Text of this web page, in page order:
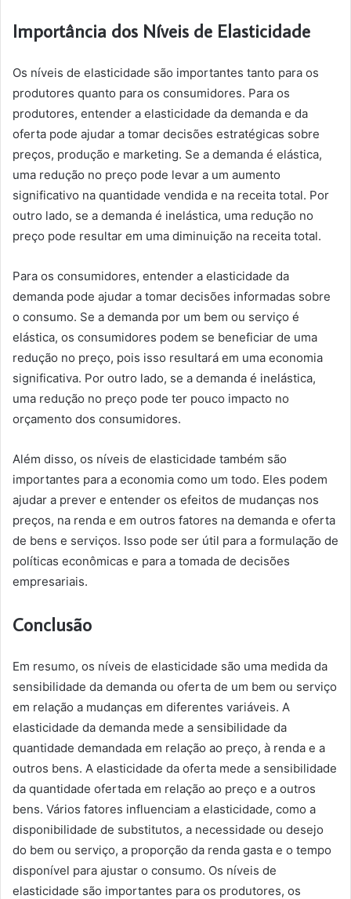
Importância dos Níveis de Elasticidade
Os níveis de elasticidade são importantes tanto para os
produtores quanto para os consumidores. Para os
produtores, entender a elasticidade da demanda e da
oferta pode ajudar a tomar decisões estratégicas sobre
preços, produção e marketing. Se a demanda é elástica,
uma redução no preço pode levar a um aumento
significativo na quantidade vendida e na receita total. Por
outro lado, se a demanda é inelástica, uma redução no
preço pode resultar em uma diminuição na receita total.
Para os consumidores, entender a elasticidade da
demanda pode ajudar a tomar decisões informadas sobre
o consumo. Se a demanda por um bem ou serviço é
elástica, os consumidores podem se beneficiar de uma
redução no preço, pois isso resultará em uma economia
significativa. Por outro lado, se a demanda é inelástica,
uma redução no preço pode ter pouco impacto no
orçamento dos consumidores.
Além disso, os níveis de elasticidade também são
importantes para a economia como um todo. Eles podem
ajudar a prever e entender os efeitos de mudanças nos
preços, na renda e em outros fatores na demanda e oferta
de bens e serviços. Isso pode ser útil para a formulação de
políticas econômicas e para a tomada de decisões
empresariais.
Conclusão
Em resumo, os níveis de elasticidade são uma medida da
sensibilidade da demanda ou oferta de um bem ou serviço
em relação a mudanças em diferentes variáveis. A
elasticidade da demanda mede a sensibilidade da
quantidade demandada em relação ao preço, à renda e a
outros bens. A elasticidade da oferta mede a sensibilidade
da quantidade ofertada em relação ao preço e a outros
bens. Vários fatores influenciam a elasticidade, como a
disponibilidade de substitutos, a necessidade ou desejo
do bem ou serviço, a proporção da renda gasta e o tempo
disponível para ajustar o consumo. Os níveis de
elasticidade são importantes para os produtores, os